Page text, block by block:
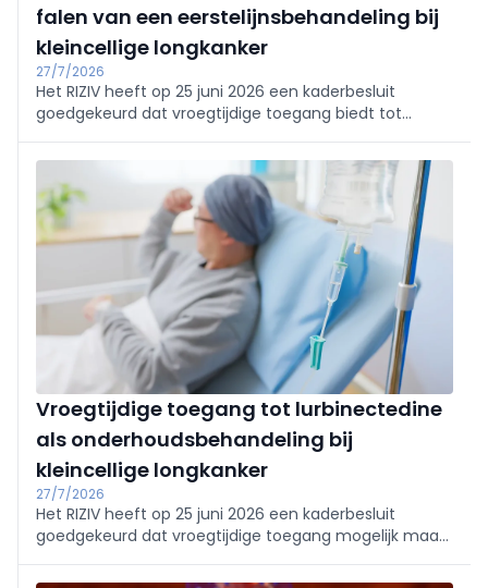
falen van een eerstelijnsbehandeling bij
kleincellige longkanker
27/7/2026
Het RIZIV heeft op 25 juni 2026 een kaderbesluit
goedgekeurd dat vroegtijdige toegang biedt tot
wordt gebracht, voor bepaalde volwassenen met
kleincellige longkanker in een vergevorderd stadium.
De behandeling is bedoeld voor patiënten bij wie de
ziekte is voortgeschreden of is teruggekomen na een
eerstelijnsbehandeling op basis van
platinachemotherapie, eventueel in combinatie met
een PD-(L)1-remmer.
Vroegtijdige toegang tot lurbinectedine
als onderhoudsbehandeling bij
kleincellige longkanker
27/7/2026
Het RIZIV heeft op 25 juni 2026 een kaderbesluit
goedgekeurd dat vroegtijdige toegang mogelijk maakt
naam Zepzelca, bij kleincellige longkanker in een